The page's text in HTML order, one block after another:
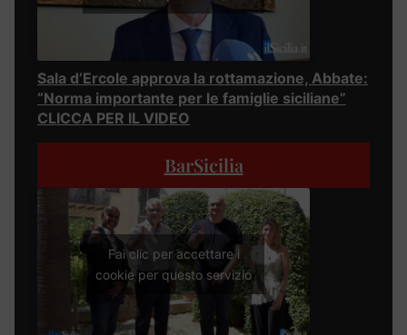
Sala d’Ercole approva la rottamazione, Abbate:
“Norma importante per le famiglie siciliane”
CLICCA PER IL VIDEO
BarSicilia
Fai clic per accettare i
cookie per questo servizio